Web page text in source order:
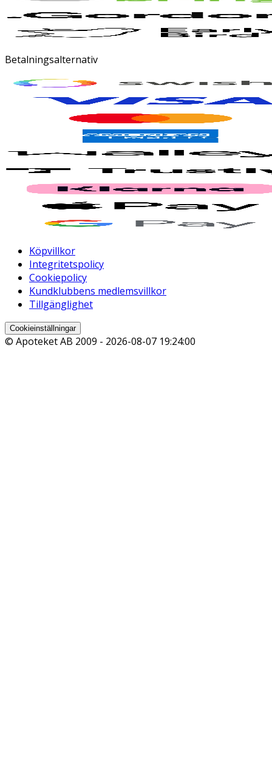
Betalningsalternativ
Köpvillkor
Integritetspolicy
Cookiepolicy
Kundklubbens medlemsvillkor
Tillgänglighet
Cookieinställningar
© Apoteket AB 2009 - 2026-08-07 19:24:00